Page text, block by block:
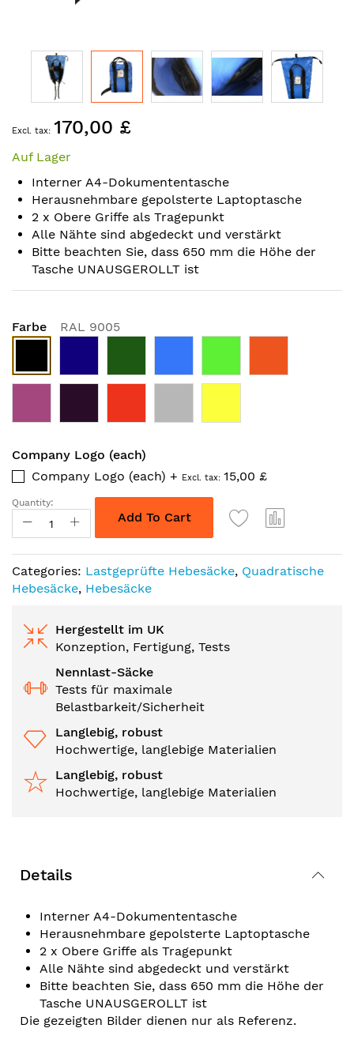
to
beginning
of
the
images
gallery
170,00 £
Auf Lager
Interner A4-Dokumententasche
Herausnehmbare gepolsterte Laptoptasche
2 x Obere Griffe als Tragepunkt
Alle Nähte sind abgedeckt und verstärkt
Bitte beachten Sie, dass 650 mm die Höhe der
Tasche UNAUSGEROLLT ist
Farbe RAL 9005
Company Logo (each)
Company Logo (each) + 15,00 £
Quantity:
Add To Cart
Categories: Lastgeprüfte Hebesäcke, Quadratische
Hebesäcke, Hebesäcke
Hergestellt im UK
Konzeption, Fertigung, Tests
Nennlast-Säcke
Tests für maximale
Belastbarkeit/Sicherheit
Langlebig, robust
Hochwertige, langlebige Materialien
Langlebig, robust
Hochwertige, langlebige Materialien
Details
Interner A4-Dokumententasche
Herausnehmbare gepolsterte Laptoptasche
2 x Obere Griffe als Tragepunkt
Alle Nähte sind abgedeckt und verstärkt
Bitte beachten Sie, dass 650 mm die Höhe der
Tasche UNAUSGEROLLT ist
Die gezeigten Bilder dienen nur als Referenz.